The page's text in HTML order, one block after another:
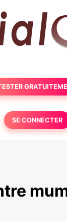
SE CONNECTER